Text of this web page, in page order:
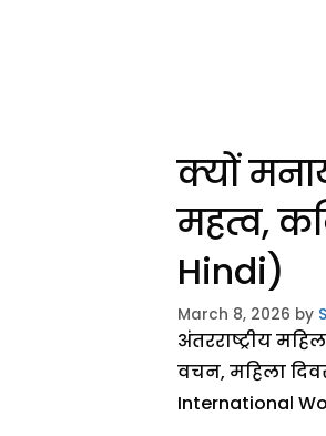
क्यों
महत्व,
Hindi)
March 8, 2026 by
अंतरराष्ट्रीय
वचन, महिला
International